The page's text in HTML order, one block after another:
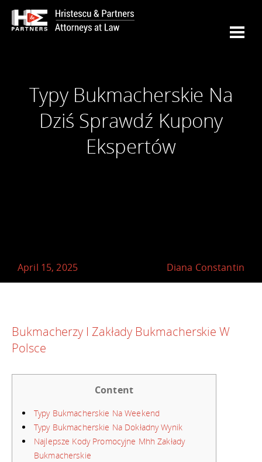
Typy Bukmacherskie Na
Dziś Sprawdź Kupony
Ekspertów
April 15, 2025 Diana Constantin
Bukmacherzy I Zakłady Bukmacherskie W
Polsce
Content
Typy Bukmacherskie Na Weekend
Typy Bukmacherskie Na Dokładny Wynik
Najlepsze Kody Promocyjne Mhh Zakłady
Bukmacherskie